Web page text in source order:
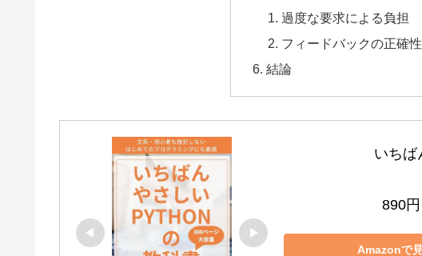
過度な要求による負担
フィードバックの正確性
結論
いちば
890
Amazonで